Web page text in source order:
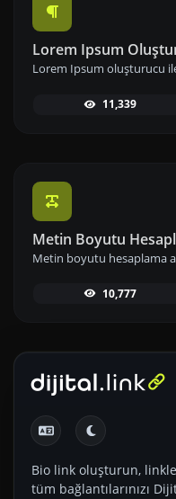
Lorem Ipsum
11,339
Metin Boyutu
10,777
Bio link oluşturun,
tüm bağlantılarınızı